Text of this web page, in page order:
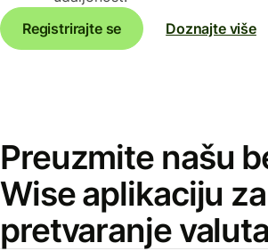
Registrirajte se
Doznajte više
Preuzmite našu
Wise aplikaciju za
pretvaranje valuta